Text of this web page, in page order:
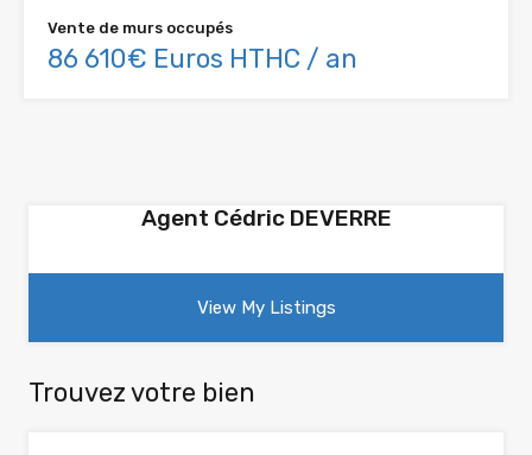
Vente de murs occupés
86 610€ Euros HTHC / an
Agent Cédric DEVERRE
View My Listings
Trouvez votre bien